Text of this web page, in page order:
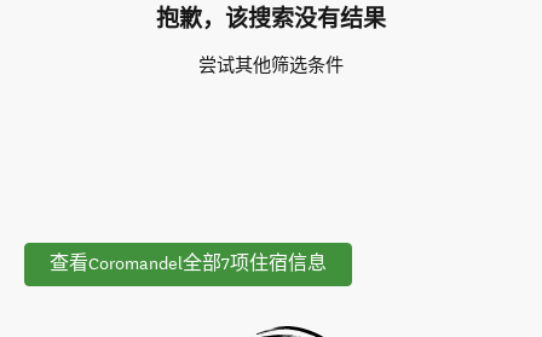
抱歉，该搜索没有结果
尝试其他筛选条件
查看Coromandel全部7项住宿信息